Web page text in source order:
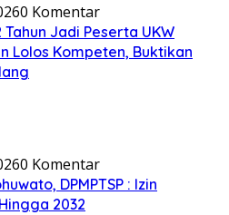
0 Komentar
Jadi Peserta UKW
Lolos Kompeten, Buktikan
0 Komentar
DPMPTSP : Izin
2032